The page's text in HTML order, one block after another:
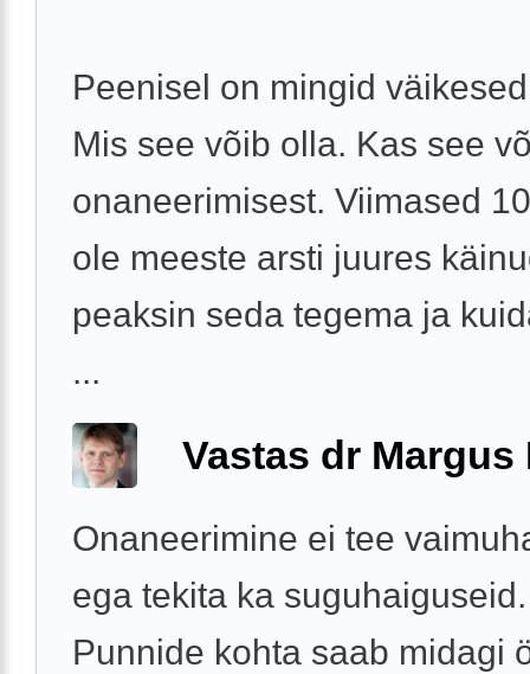
Peenisel on mingid
Mis see võib olla. Kas see
onaneerimisest. Viimased
ole meeste arsti juures
peaksin seda tegema ja
...
Vastas dr Margus
Onaneerimine ei tee
ega tekita ka suguhaiguseid.
Punnide kohta saab midagi